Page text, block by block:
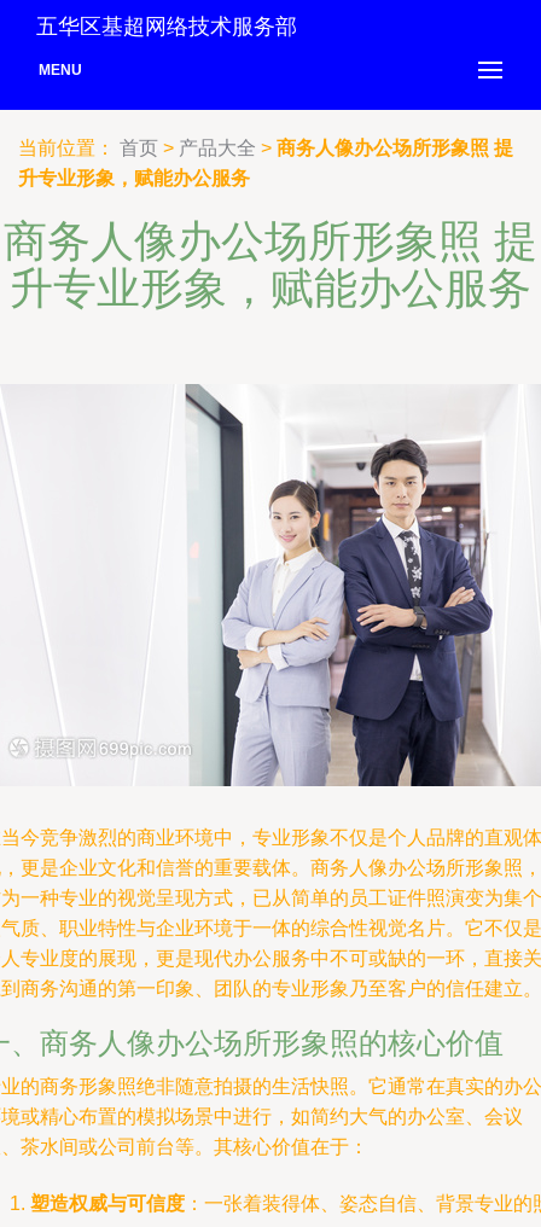
五华区基超网络技术服务部
MENU
当前位置： 首页 > 产品大全 > 商务人像办公场所形象照 提
升专业形象，赋能办公服务
商务人像办公场所形象照 提
升专业形象，赋能办公服务
今竞争激烈的商业环境中，专业形象不仅是个人品牌的直观体
更是企业文化和信誉的重要载体。商务人像办公场所形象照，
一种专业的视觉呈现方式，已从简单的员工证件照演变为集个
质、职业特性与企业环境于一体的综合性视觉名片。它不仅是
专业度的展现，更是现代办公服务中不可或缺的一环，直接关
商务沟通的第一印象、团队的专业形象乃至客户的信任建立。
、商务人像办公场所形象照的核心价值
的商务形象照绝非随意拍摄的生活快照。它通常在真实的办公
或精心布置的模拟场景中进行，如简约大气的办公室、会议
茶水间或公司前台等。其核心价值在于：
塑造权威与可信度 ：一张着装得体、姿态自信、背景专业的